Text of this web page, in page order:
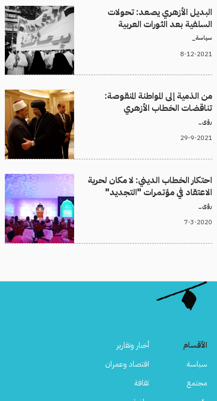
البديل الأزهري يصعد: تحولات
السلفية بعد الثورات العربية
سياسة_
8-12-2021
من الذمية إلى المواطنة المنقوصة:
تناقضات الخطاب الأزهري
رؤى_
29-9-2021
احتكار الخطاب الديني: لا مكان لحرية
الاعتقاد في مؤتمرات "التجديد"
رؤى_
7-3-2020
الأقسام
أخبار وتقارير
سياسة
اقتصاد وعمران
مجتمع
ثقافة